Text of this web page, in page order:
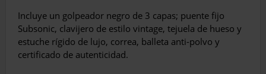
Incluye un golpeador negro de 3 capas; puente fijo
Subsonic, clavijero de estilo vintage, tejuela de hueso y
estuche rígido de lujo, correa, balleta anti-polvo y
certificado de autenticidad.